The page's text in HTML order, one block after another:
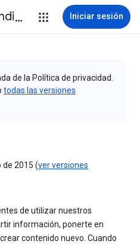
Privacidad y Condiciones Iniciar sesión
de la Política de privacidad.
todas las versiones
de 2015 (ver versiones
de utilizar nuestros
información, ponerte en
contenido nuevo. Cuando